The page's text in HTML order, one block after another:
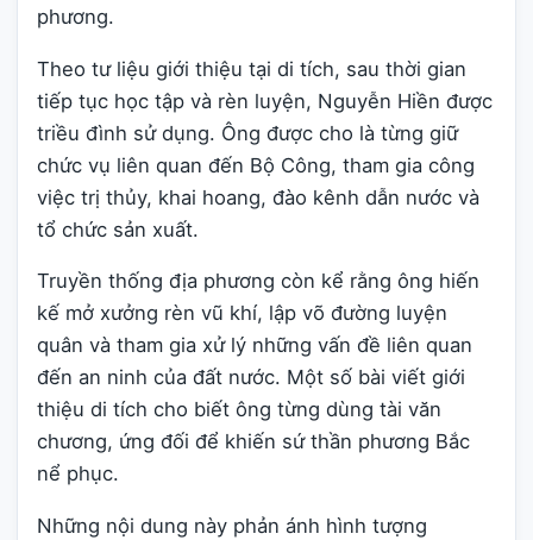
phương.
Theo tư liệu giới thiệu tại di tích, sau thời gian
tiếp tục học tập và rèn luyện, Nguyễn Hiền được
triều đình sử dụng. Ông được cho là từng giữ
chức vụ liên quan đến Bộ Công, tham gia công
việc trị thủy, khai hoang, đào kênh dẫn nước và
tổ chức sản xuất.
Truyền thống địa phương còn kể rằng ông hiến
kế mở xưởng rèn vũ khí, lập võ đường luyện
quân và tham gia xử lý những vấn đề liên quan
đến an ninh của đất nước. Một số bài viết giới
thiệu di tích cho biết ông từng dùng tài văn
chương, ứng đối để khiến sứ thần phương Bắc
nể phục.
Những nội dung này phản ánh hình tượng